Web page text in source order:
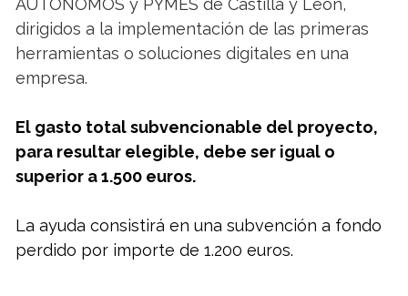
dirigidos a la implementación de las primeras
herramientas o soluciones digitales en una
empresa.
El gasto total subvencionable del proyecto,
para resultar elegible, debe ser igual o
superior a 1.500 euros.
La ayuda consistirá en una subvención a fondo
perdido por importe de 1.200 euros.